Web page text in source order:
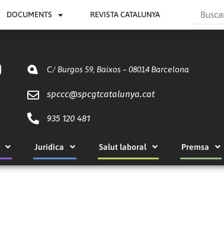
DOCUMENTS REVISTA CATALUNYA Search
C/ Burgos 59, Baixos – 08014 Barcelona
spccc@spcgtcatalunya.cat
935 120 481
Jurídica Salut laboral Premsa